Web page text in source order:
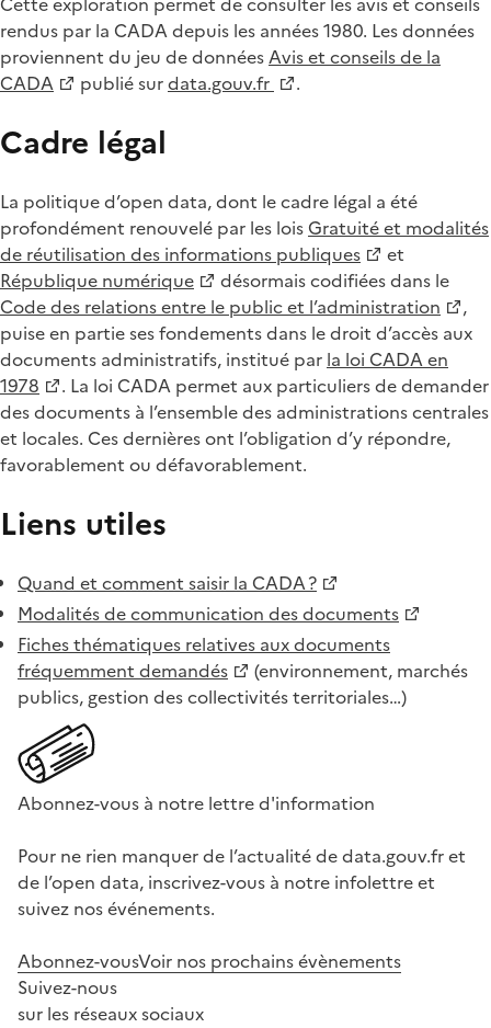
rendus par la CADA depuis les années 1980. Les données
proviennent du jeu de donnéesAvis et conseils de la
CADA
publié surdata.gouv.fr .
Cadre légal
La politique d’open data, dont le cadre légal a été
profondément renouvelé par les loisGratuité et modalités
de réutilisation des informations publiques
et
République numérique
désormais codifiées dans le
Code des relations entre le public et l’administration
,
puise en partie ses fondements dans le droit d’accès aux
documents administratifs, institué par la loi CADA en
1978
. La loi CADA permet aux particuliers de demander
des documents à l’ensemble des administrations centrales
et locales. Ces dernières ont l’obligation d’y répondre,
favorablement ou défavorablement.
Liens utiles
Quand et comment saisir la CADA ?
Modalités de communication des documents
Fiches thématiques relatives aux documents
fréquemment demandés
(environnement, marchés
publics, gestion des collectivités territoriales…)
Abonnez-vous à notre lettre d'information
Pour ne rien manquer de l’actualité de data.gouv.fr et
de l’open data, inscrivez-vous à notre infolettre et
suivez nos événements.
Abonnez-vousVoir nos prochains évènements
Suivez-nous
sur les réseaux sociaux